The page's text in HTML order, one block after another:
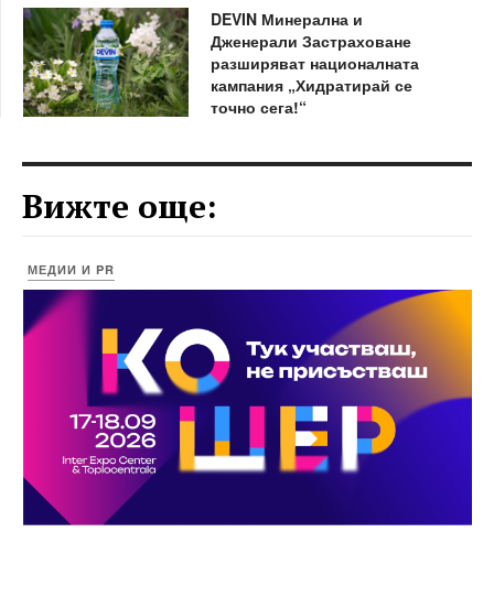
DEVIN Минерална и
Дженерали Застраховане
разширяват националната
кампания „Хидратирай се
точно сега!“
Вижте още:
МЕДИИ И PR